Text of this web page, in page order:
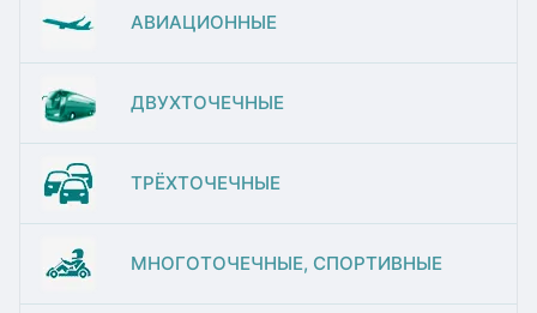
АВИАЦИОННЫЕ
ДВУХТОЧЕЧНЫЕ
ТРЁХТОЧЕЧНЫЕ
МНОГОТОЧЕЧНЫЕ, СПОРТИВНЫЕ